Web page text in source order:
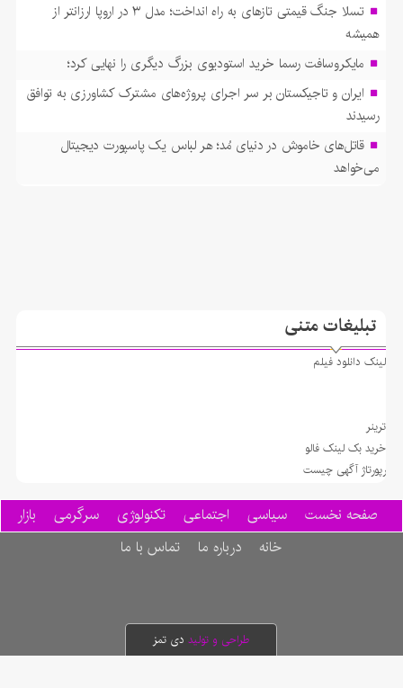
تسلا جنگ قیمتی تازهای به راه انداخت؛ مدل ۳ در اروپا ارزانتر از
همیشه
مایکروسافت رسما خرید استودیوی بزرگ دیگری را نهایی کرد؛
ایران و تاجیکستان بر سر اجرای پروژه‌های مشترک کشاورزی به توافق
رسیدند
قاتل‌های خاموش در دنیای مُد؛ هر لباس یک پاسپورت دیجیتال
می‌خواهد
تبلیغات متنی
لينک دانلود فيلم
ترينر
خريد بک لينک فالو
رپورتاژ آگهی چیست
صفحه نخست سیاسی اجتماعی تکنولوژی سرگرمی
بازار
خانه
درباره ما تماس با ما
طراحی و تولیددی تمز